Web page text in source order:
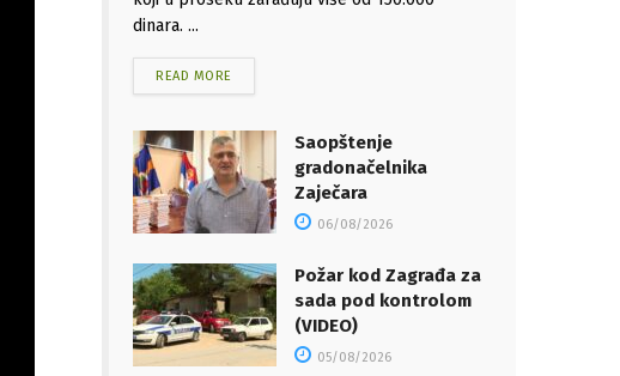
dinara. ...
READ MORE
Saopštenje
gradonačelnika
Zaječara
06/08/2026
Požar kod Zagrađa za
sada pod kontrolom
(VIDEO)
05/08/2026